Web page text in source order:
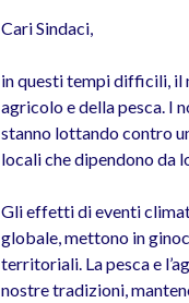
Cari Sindaci,
in questi tempi difficili, il
agricolo e della pesca. I
stanno lottando contro
locali che dipendono da
Gli effetti di eventi
globale, mettono in
territoriali. La pesca e
nostre tradizioni,